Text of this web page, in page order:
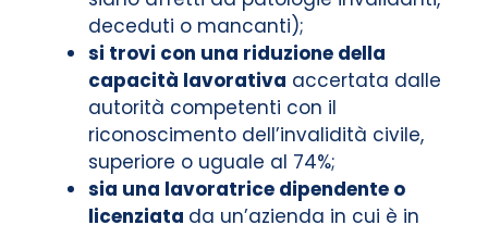
deceduti o mancanti);
si trovi con una riduzione della
capacità lavorativa accertata dalle
autorità competenti con il
riconoscimento dell’invalidità civile,
superiore o uguale al 74%;
sia una lavoratrice dipendente o
licenziata da un’azienda in cui è in